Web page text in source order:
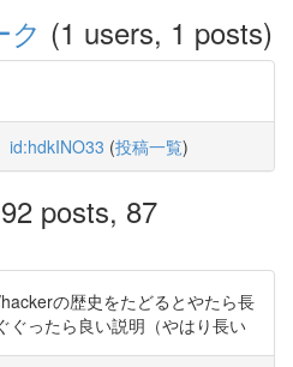
(1 users, 1 posts)
id:hdkINO33 (投稿一覧)
posts, 87
の歴史をたどるとやたら長
ぐったら良い説明（やはり長い